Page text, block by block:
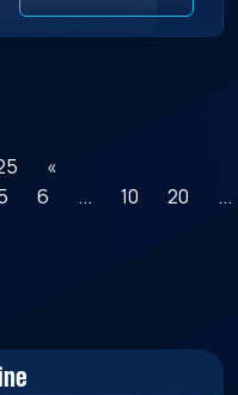
«
6 ... 10 20
...